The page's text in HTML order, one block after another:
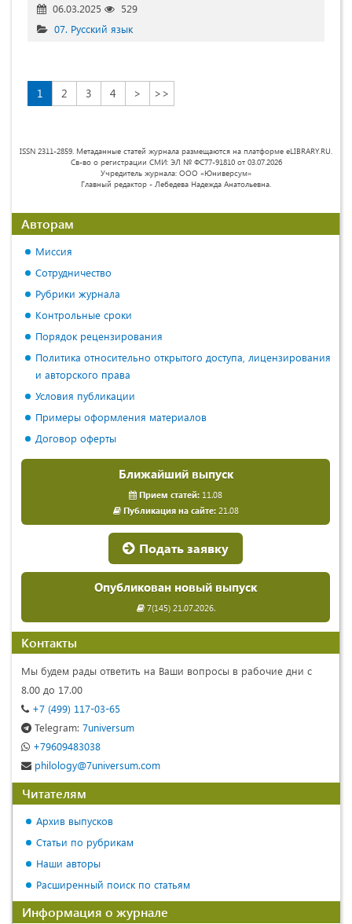
06.03.2025
529
07. Русский язык
1 2 3 4 > >>
ISSN 2311-2859. Метаданные статей журнала размещаются на платформе eLIBRARY.RU.
Св-во о регистрации СМИ: ЭЛ № ФС77-91810 от 03.07.2026
Учредитель журнала: ООО «Юниверсум»
Главный редактор - Лебедева Надежда Анатольевна.
Авторам
Миссия
Сотрудничество
Рубрики журнала
Контрольные сроки
Порядок рецензирования
Политика относительно открытого доступа, лицензирования
и авторского права
Условия публикации
Примеры оформления материалов
Договор оферты
Ближайший выпуск
Прием статей: 11.08
Публикация на сайте:21.08
Подать заявку
Опубликован новый выпуск
7(145) 21.07.2026.
Контакты
Мы будем рады ответить на Ваши вопросы в рабочие дни с
8.00 до 17.00
+7 (499) 117-03-65
Telegram: 7universum
+79609483038
philology@7universum.com
Читателям
Архив выпусков
Статьи по рубрикам
Наши авторы
Расширенный поиск по статьям
Информация о журнале